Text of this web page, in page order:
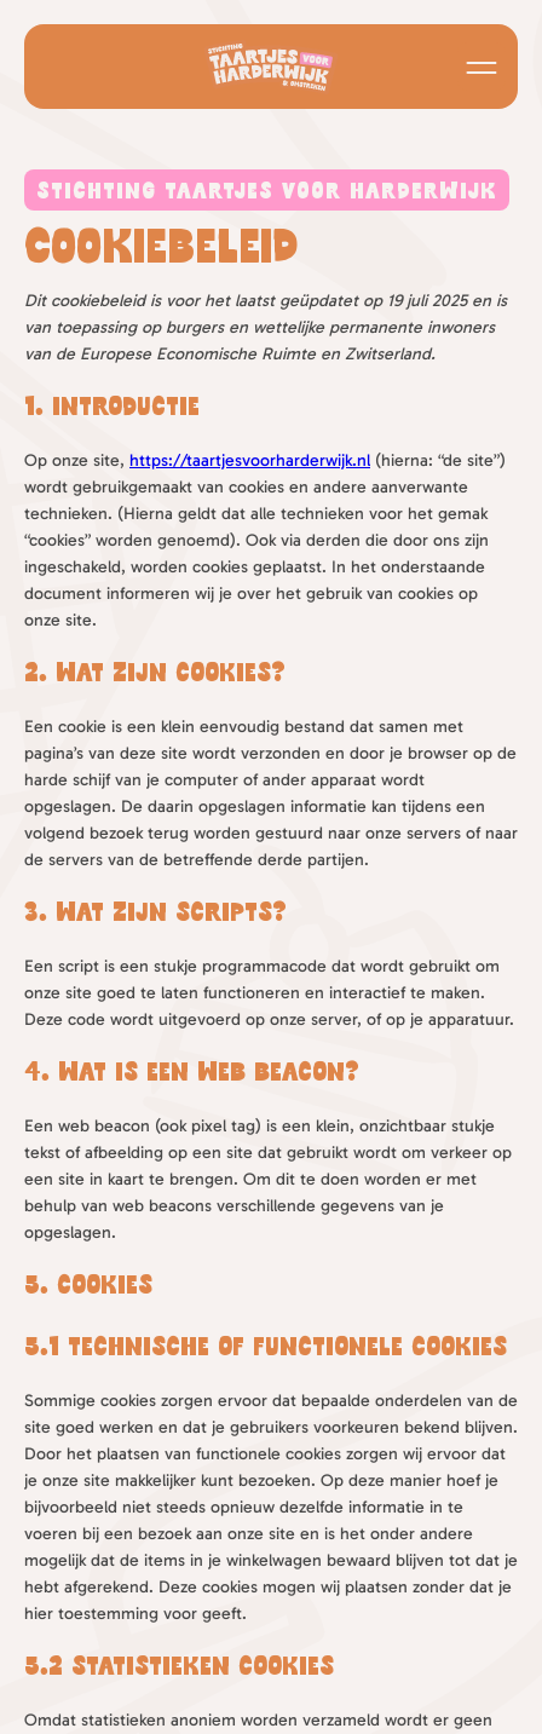
Over ons
Over ons + team
Nieuws
Officiële documenten
Taart aanvragen
Onze taart galerij
Ons helpen
Geld doneren
Spullen sponsoren / doneren
Onze sponsoren
Taart aanvragen
STICHTING TAARTJES VOOR HARDERWIJK
Cookiebeleid
Dit cookiebeleid is voor het laatst geüpdatet op 19 juli 2025 en is
van toepassing op burgers en wettelijke permanente inwoners
van de Europese Economische Ruimte en Zwitserland.
1. Introductie
Op onze site, https://taartjesvoorharderwijk.nl (hierna: “de site”)
wordt gebruikgemaakt van cookies en andere aanverwante
technieken. (Hierna geldt dat alle technieken voor het gemak
“cookies” worden genoemd). Ook via derden die door ons zijn
ingeschakeld, worden cookies geplaatst. In het onderstaande
document informeren wij je over het gebruik van cookies op
onze site.
2. Wat zijn cookies?
Een cookie is een klein eenvoudig bestand dat samen met
pagina’s van deze site wordt verzonden en door je browser op de
harde schijf van je computer of ander apparaat wordt
opgeslagen. De daarin opgeslagen informatie kan tijdens een
volgend bezoek terug worden gestuurd naar onze servers of naar
de servers van de betreffende derde partijen.
3. Wat zijn scripts?
Een script is een stukje programmacode dat wordt gebruikt om
onze site goed te laten functioneren en interactief te maken.
Deze code wordt uitgevoerd op onze server, of op je apparatuur.
4. Wat is een web beacon?
Een web beacon (ook pixel tag) is een klein, onzichtbaar stukje
tekst of afbeelding op een site dat gebruikt wordt om verkeer op
een site in kaart te brengen. Om dit te doen worden er met
behulp van web beacons verschillende gegevens van je
opgeslagen.
5. Cookies
5.1 Technische of functionele cookies
Sommige cookies zorgen ervoor dat bepaalde onderdelen van de
site goed werken en dat je gebruikers voorkeuren bekend blijven.
Door het plaatsen van functionele cookies zorgen wij ervoor dat
je onze site makkelijker kunt bezoeken. Op deze manier hoef je
bijvoorbeeld niet steeds opnieuw dezelfde informatie in te
voeren bij een bezoek aan onze site en is het onder andere
mogelijk dat de items in je winkelwagen bewaard blijven tot dat je
hebt afgerekend. Deze cookies mogen wij plaatsen zonder dat je
hier toestemming voor geeft.
5.2 Statistieken cookies
Omdat statistieken anoniem worden verzameld wordt er geen